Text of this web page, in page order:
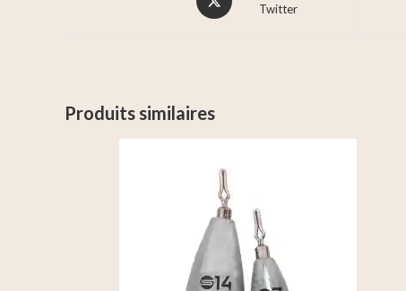
Twitter
Produits similaires